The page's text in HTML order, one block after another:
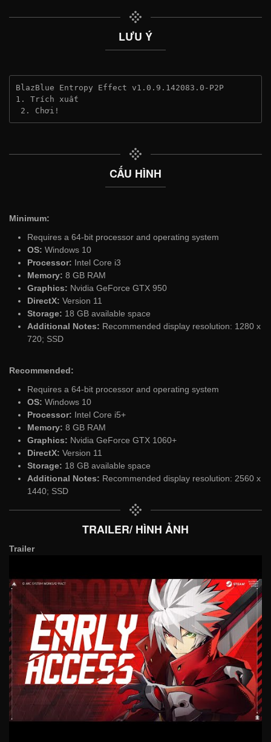
LƯU Ý
BlazBlue Entropy Effect v1.0.9.142083.0-P2P
1. Trích xuất
2. Chơi!
CẤU HÌNH
Minimum:
Requires a 64-bit processor and operating system
OS: Windows 10
Processor: Intel Core i3
Memory: 8 GB RAM
Graphics: Nvidia GeForce GTX 950
DirectX: Version 11
Storage: 18 GB available space
Additional Notes: Recommended display resolution: 1280 x
720; SSD
Recommended:
Requires a 64-bit processor and operating system
OS: Windows 10
Processor: Intel Core i5+
Memory: 8 GB RAM
Graphics: Nvidia GeForce GTX 1060+
DirectX: Version 11
Storage: 18 GB available space
Additional Notes: Recommended display resolution: 2560 x
1440; SSD
TRAILER/ HÌNH ẢNH
Trailer